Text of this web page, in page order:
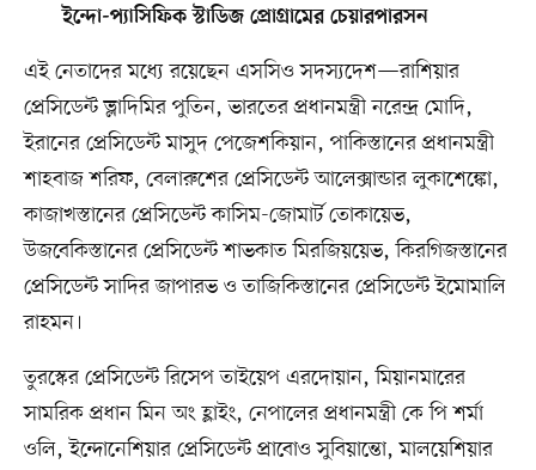
ইন্দো-প্যাসিফিক স্টাডিজ প্রোগ্রামের চেয়ারপারসন
এই নেতাদের মধ্যে রয়েছেন এসসিও সদস্যদেশ—রাশিয়ার
প্রেসিডেন্ট ভ্লাদিমির পুতিন, ভারতের প্রধানমন্ত্রী নরেন্দ্র মোদি,
ইরানের প্রেসিডেন্ট মাসুদ পেজেশকিয়ান, পাকিস্তানের প্রধানমন্ত্রী
শাহবাজ শরিফ, বেলারুশের প্রেসিডেন্ট আলেক্সান্ডার লুকাশেঙ্কো,
কাজাখস্তানের প্রেসিডেন্ট কাসিম-জোমার্ট তোকায়েভ,
উজবেকিস্তানের প্রেসিডেন্ট শাভকাত মিরজিয়য়েভ, কিরগিজস্তানের
প্রেসিডেন্ট সাদির জাপারভ ও তাজিকিস্তানের প্রেসিডেন্ট ইমোমালি
রাহমন।
তুরস্কের প্রেসিডেন্ট রিসেপ তাইয়েপ এরদোয়ান, মিয়ানমারের
সামরিক প্রধান মিন অং হ্লাইং, নেপালের প্রধানমন্ত্রী কে পি শর্মা
ওলি, ইন্দোনেশিয়ার প্রেসিডেন্ট প্রাবোও সুবিয়ান্তো, মালয়েশিয়ার